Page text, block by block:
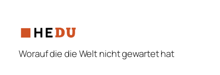
Worauf die die Welt nicht gewartet hat